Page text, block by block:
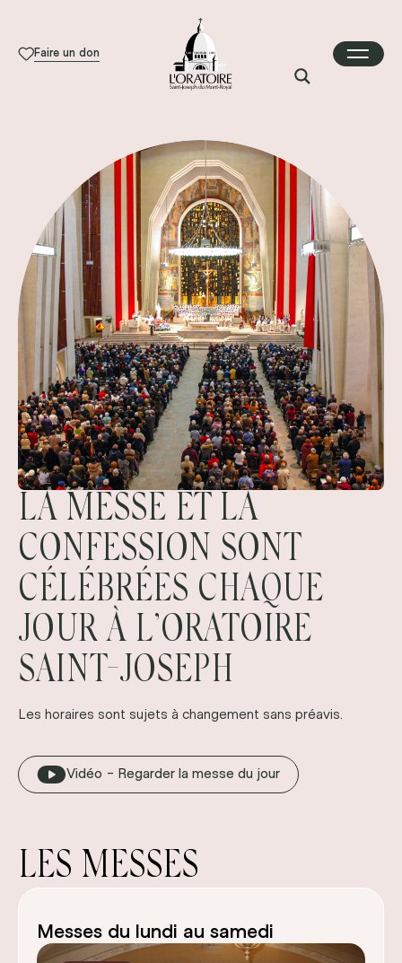
Faire un don
LA MESSE ET LA
CONFESSION SONT
CÉLÉBRÉES CHAQUE
JOUR À L’ORATOIRE
SAINT-JOSEPH
Les horaires sont sujets à changement sans préavis.
Vidéo - Regarder la messe du jour
LES MESSES
Messes du lundi au samedi